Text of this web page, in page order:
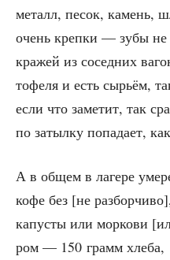
металл, песок,
очень креп­ки — зубы не
кра­жей из сосед­них
то­фе­ля и есть сырьём,
если что заме­тит, так
по затыл­ку попа­да­ет,
А в общем в лаге­ре
кофе без [не
капу­сты или мор­ко­ви
ром — 150 грамм хле­ба,